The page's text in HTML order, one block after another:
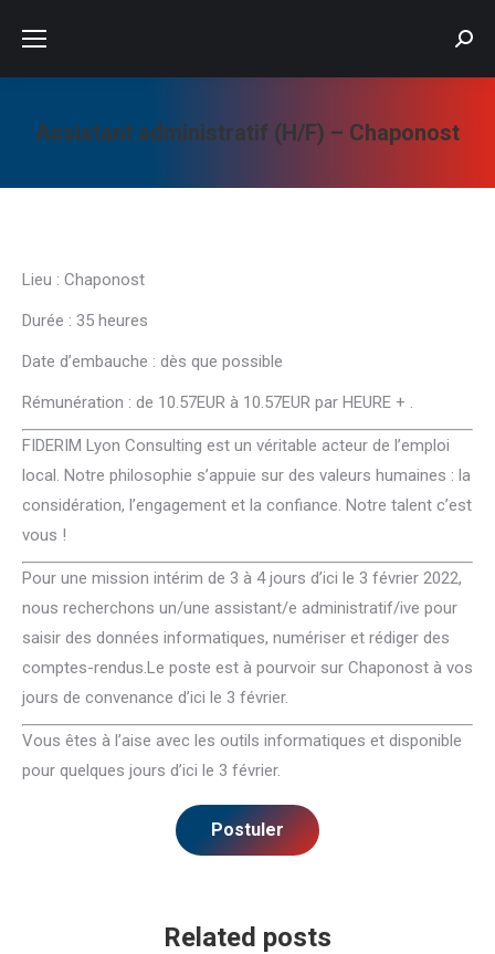
Assistant administratif (H/F) – Chaponost
Lieu : Chaponost
Durée : 35 heures
Date d’embauche : dès que possible
Rémunération : de 10.57EUR à 10.57EUR par HEURE + .
FIDERIM Lyon Consulting est un véritable acteur de l’emploi
local. Notre philosophie s’appuie sur des valeurs humaines : la
considération, l’engagement et la confiance. Notre talent c’est
vous !
Pour une mission intérim de 3 à 4 jours d’ici le 3 février 2022,
nous recherchons un/une assistant/e administratif/ive pour
saisir des données informatiques, numériser et rédiger des
comptes-rendus.Le poste est à pourvoir sur Chaponost à vos
jours de convenance d’ici le 3 février.
Vous êtes à l’aise avec les outils informatiques et disponible
pour quelques jours d’ici le 3 février.
Related posts